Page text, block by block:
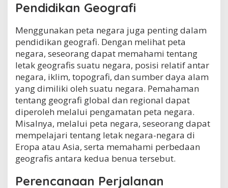
Pendidikan Geografi
Menggunakan peta negara juga penting dalam
pendidikan geografi. Dengan melihat peta
negara, seseorang dapat memahami tentang
letak geografis suatu negara, posisi relatif antar
negara, iklim, topografi, dan sumber daya alam
yang dimiliki oleh suatu negara. Pemahaman
tentang geografi global dan regional dapat
diperoleh melalui pengamatan peta negara.
Misalnya, melalui peta negara, seseorang dapat
mempelajari tentang letak negara-negara di
Eropa atau Asia, serta memahami perbedaan
geografis antara kedua benua tersebut.
Perencanaan Perjalanan